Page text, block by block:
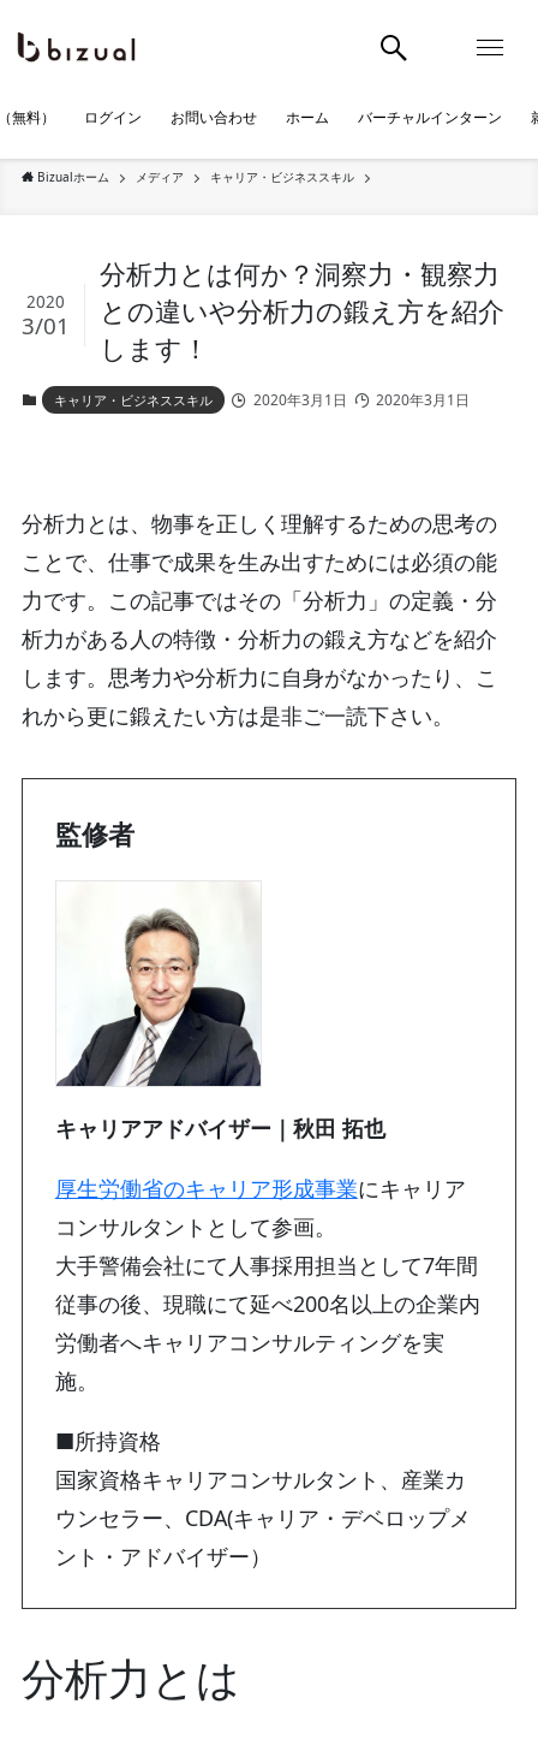
無料） ログイン お問い合わせ ホーム バーチャルインターン
Bizualホーム メディア キャリア・ビジネススキル
分析力とは何か？洞察力・観察力
との違いや分析力の鍛え方を紹介
します！
2020
3/01
キャリア・ビジネススキル 2020年3月1日 2020年3月1日
分析力とは、物事を正しく理解するための思考の
ことで、仕事で成果を生み出すためには必須の能
力です。この記事ではその「分析力」の定義・分
析力がある人の特徴・分析力の鍛え方などを紹介
します。思考力や分析力に自身がなかったり、こ
れから更に鍛えたい方は是非ご一読下さい。
監修者
キャリアアドバイザー｜秋田 拓也
厚生労働省のキャリア形成事業にキャリア
コンサルタントとして参画。
大手警備会社にて人事採用担当として7年間
従事の後、現職にて延べ200名以上の企業内
労働者へキャリアコンサルティングを実
施。
■所持資格
国家資格キャリアコンサルタント、産業カ
ウンセラー、CDA(キャリア・デベロップメ
ント・アドバイザー）
分析力とは